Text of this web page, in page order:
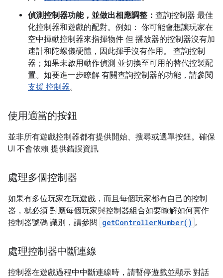
偵測控制器功能，並做出相應調整： 查詢控制器 最佳
化控制器和遊戲的配對。例如： 你可能會想讓玩家在
空中揮動控制器來指揮物件 但 播放器的控制器沒有加
速計和陀螺儀硬體，因此揮手沒有作用。 查詢控制
器；如果未啟用動作偵測 並切換至可用的替代控製配
置。如要進一步瞭解 有關查詢控制器的功能，請參閱
支援 控制器。
使用適當的按鈕
並非所有遊戲控制器都有提供開始、搜尋或選單按鈕。確保
UI 不會依賴 提供錯誤資訊
處理多個控制器
如果有多位玩家在玩遊戲，而且每個玩家都有自己的控制
器，就必須 對應每個玩家與控制器組合如要瞭解如何實作
控制器號碼 識別，請參閱
getControllerNumber() 。
處理控制器中斷連線
控制器在遊戲過程中中斷連線時，請暫停遊戲並顯示 對話